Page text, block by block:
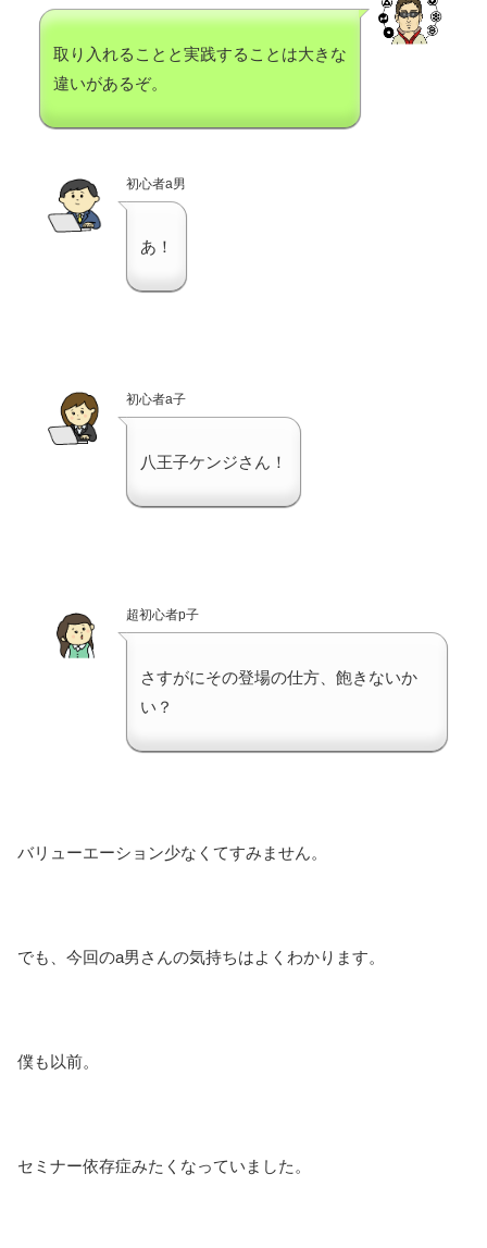
取り入れることと実践することは大きな
違いがあるぞ。
初心者a男
あ！
初心者a子
八王子ケンジさん！
超初心者p子
さすがにその登場の仕方、飽きないか
い？
バリューエーション少なくてすみません。
でも、今回のa男さんの気持ちはよくわかります。
僕も以前。
セミナー依存症みたくなっていました。